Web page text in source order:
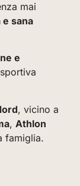
mai
sana
e
, vicino a
, Athlon
famiglia.